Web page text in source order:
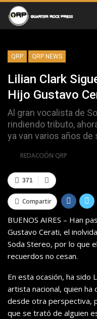
QRP QRP NEWS
Lilian Clark
Hijo Gustavo
Al gran vocalista de
rindiendo tributo,
ya van varios años
REDACCIÓN QRP
371
Compartir
BUENOS AIRES – Han
Gustavo Cerati, el
Soda Stereo, por lo que
recuerdos no cesan.
En esta ocasión, ha sido
artista nacional, quien
desde otra perspectiva,
que se trató de alguien